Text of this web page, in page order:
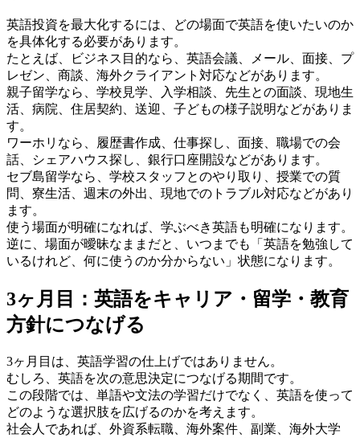
英語投資を最大化するには、どの場面で英語を使いたいのか
を具体化する必要があります。
たとえば、ビジネス目的なら、英語会議、メール、面接、プ
レゼン、商談、海外クライアント対応などがあります。
親子留学なら、学校見学、入学相談、先生との面談、現地生
活、病院、住居契約、送迎、子どもの様子説明などがありま
す。
ワーホリなら、履歴書作成、仕事探し、面接、職場での会
話、シェアハウス探し、銀行口座開設などがあります。
セブ島留学なら、学校スタッフとのやり取り、授業での質
問、寮生活、週末の外出、現地でのトラブル対応などがあり
ます。
使う場面が明確になれば、学ぶべき英語も明確になります。
逆に、場面が曖昧なままだと、いつまでも「英語を勉強して
いるけれど、何に使うのか分からない」状態になります。
3ヶ月目：英語をキャリア・留学・教育
方針につなげる
3ヶ月目は、英語学習の仕上げではありません。
むしろ、英語を次の意思決定につなげる期間です。
この段階では、単語や文法の学習だけでなく、英語を使って
どのような選択肢を広げるのかを考えます。
社会人であれば、外資系転職、海外案件、副業、海外大学